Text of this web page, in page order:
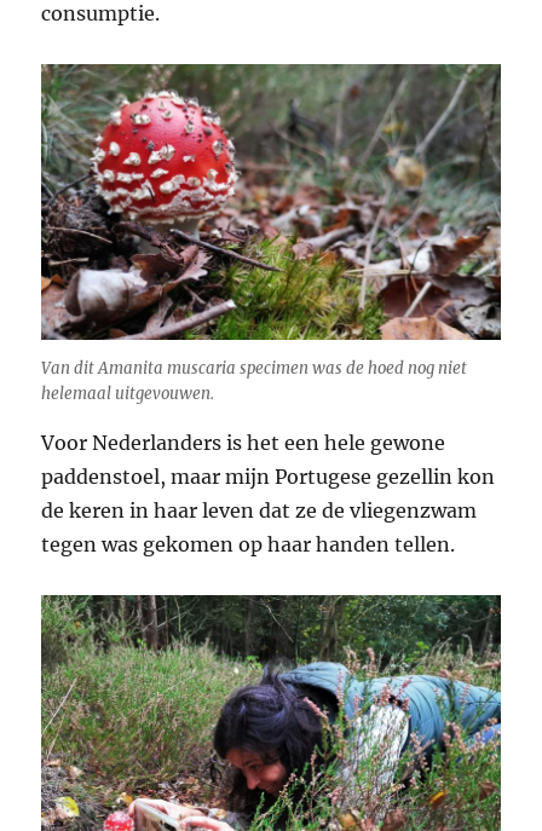
consumptie.
Van ditAmanita muscaria specimen was de hoed nog niet
helemaal uitgevouwen.
Voor Nederlanders is het een hele gewone
paddenstoel, maar mijn Portugese gezellin kon
de keren in haar leven dat ze de vliegenzwam
tegen was gekomen op haar handen tellen.